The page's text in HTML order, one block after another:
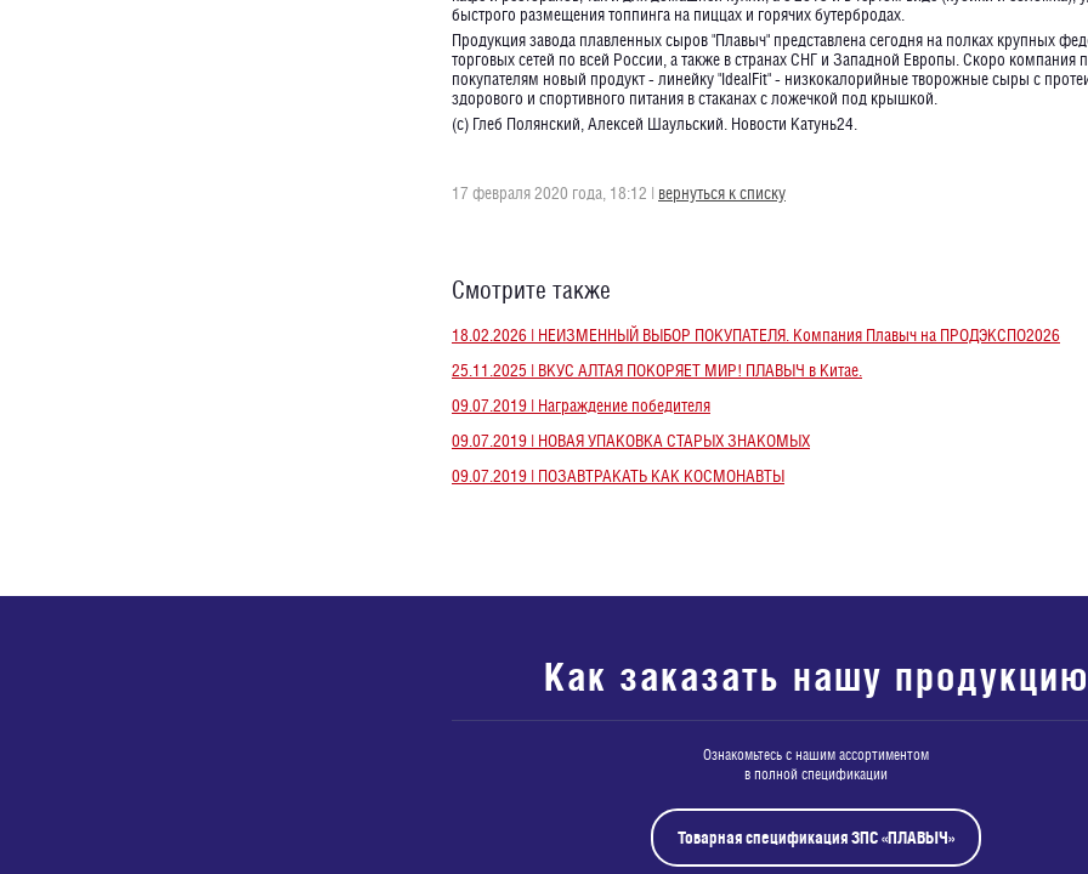
быстрого размещения топпинга на пиццах и горячих бутербродах.
Продукция завода плавленных сыров "Плавыч" представлена сегодня на полках крупных
торговых сетей по всей России, а также в странах СНГ и Западной Европы. Скоро компания
покупателям новый продукт - линейку "IdealFit" - низкокалорийные творожные сыры с
здорового и спортивного питания в стаканах с ложечкой под крышкой.
(с) Глеб Полянский, Алексей Шаульский. Новости Катунь24.
17 февраля 2020 года, 18:12 | вернуться к списку
Смотрите также
18.02.2026 | НЕИЗМЕННЫЙ ВЫБОР ПОКУПАТЕЛЯ. Компания Плавыч на ПРОДЭКСПО2026
25.11.2025 | ВКУС АЛТАЯ ПОКОРЯЕТ МИР! ПЛАВЫЧ в Китае.
09.07.2019 | Награждение победителя
09.07.2019 | НОВАЯ УПАКОВКА СТАРЫХ ЗНАКОМЫХ
09.07.2019 | ПОЗАВТРАКАТЬ КАК КОСМОНАВТЫ
Как заказать нашу продукцию
Ознакомьтесь с нашим ассортиментом
в полной спецификации
Товарная спецификация ЗПС «ПЛАВЫЧ»